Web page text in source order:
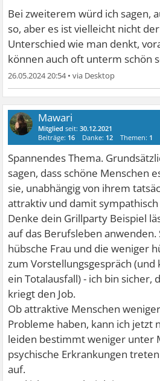
Bei zweiterem würd ich sagen,
so, aber es ist vielleicht nicht
Unterschied wie man denkt,
können auch oft unterm schön
26.05.2024 20:54•
Mawari
Mitglied seit:30.12.2021
Beiträge: 16 Danke: 12 Themen: 1
Spannendes Thema.
sagen, dass schöne Menschen
sie, unabhängig von ihrem
attraktiv und damit
Denke dein Grillparty Beispiel
auf das Berufsleben
hübsche Frau und die weniger
zum Vorstellungsgespräch
ein Totalausfall) - ich bin sicher,
kriegt den Job.
Ob attraktive Menschen
Probleme haben, kann ich jetzt
leiden bestimmt weniger unter
psychische Erkrankungen
auf.